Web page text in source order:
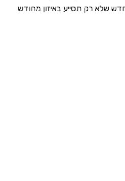
שלא רק תסייע באיזון מחודש